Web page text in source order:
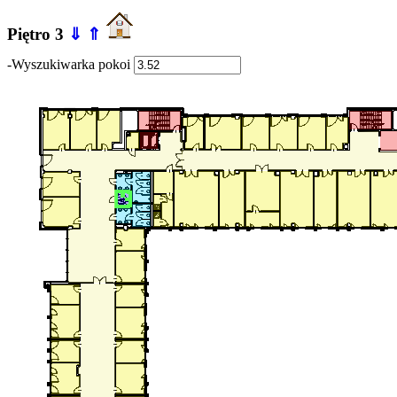
Piętro 3 ⇓ ⇑
-Wyszukiwarka pokoi